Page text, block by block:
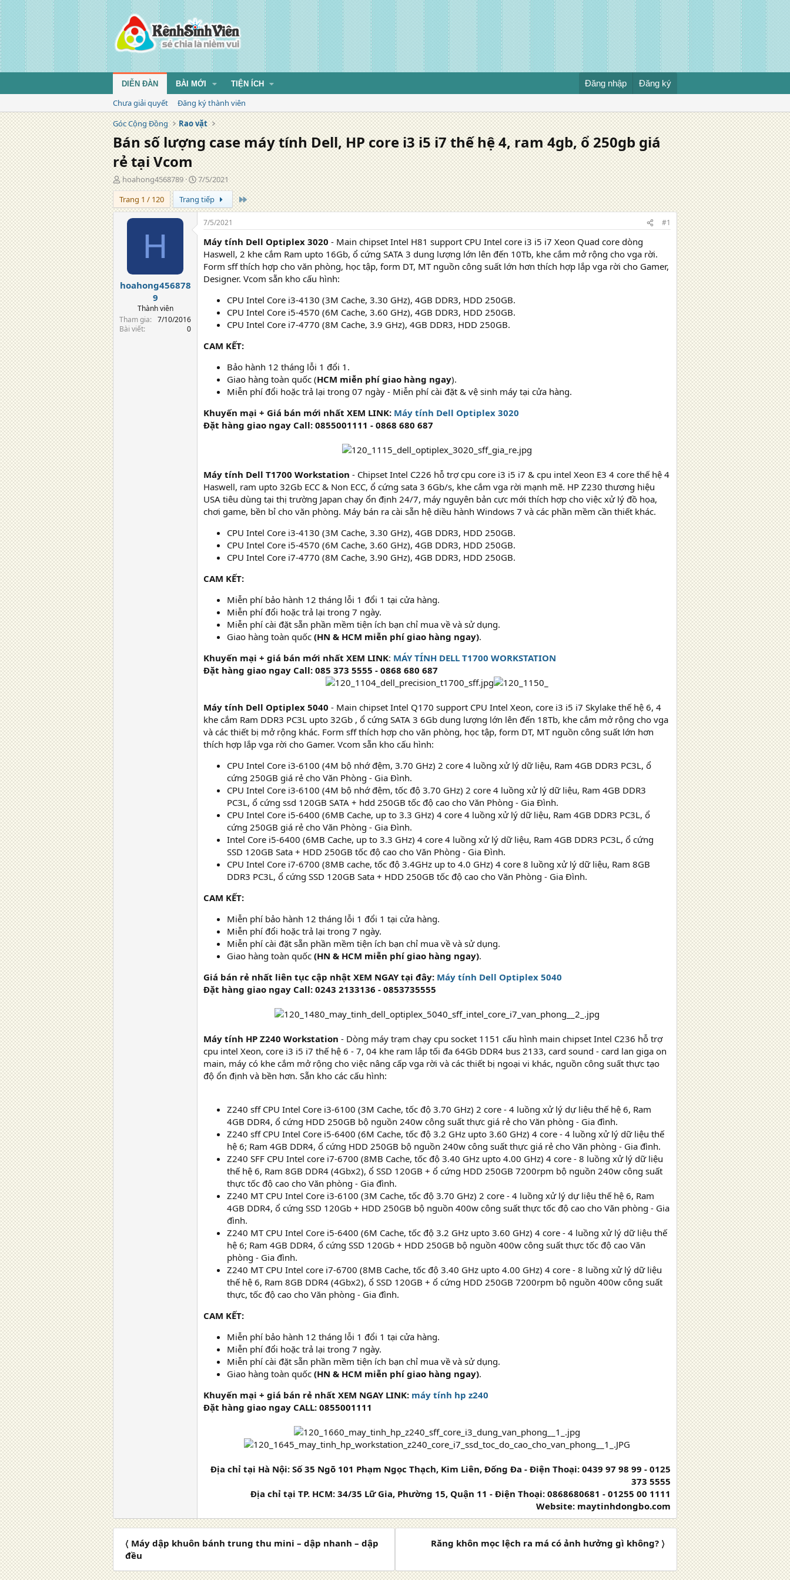
DIỄN ĐÀN BÀI MỚI TIỆN ÍCH Đăng nhập Đăng ký
Chưa giải quyết
Đăng ký thành viên
Góc Cộng Đồng
Rao vặt
Bán số lượng case máy tính Dell, HP core i3 i5 i7 thế hệ 4, ram 4gb, ổ 250gb giá
rẻ tại Vcom
T
á
c
g
hoahong4568789
N
g
à
y
7/5/2021
Trang 1 / 120
Trang tiếp Trang cuối
H
hoahong456878
9
Thành viên
Tham gia
7/10/2016
Bài viết
0
7/5/2021 #1
Máy tính Dell Optiplex 3020 - Main chipset Intel H81 support CPU Intel core i3 i5 i7 Xeon Quad core dòng
Haswell, 2 khe cắm Ram upto 16Gb, ổ cứng SATA 3 dung lượng lớn lên đến 10Tb, khe cắm mở rộng cho vga rời.
Form sff thích hợp cho văn phòng, học tập, form DT, MT nguồn công suất lớn hơn thích hợp lắp vga rời cho Gamer,
Designer. Vcom sẵn kho cấu hình:
CPU Intel Core i3-4130 (3M Cache, 3.30 GHz), 4GB DDR3, HDD 250GB.
CPU Intel Core i5-4570 (6M Cache, 3.60 GHz), 4GB DDR3, HDD 250GB.
CPU Intel Core i7-4770 (8M Cache, 3.9 GHz), 4GB DDR3, HDD 250GB.
CAM KẾT:
Bảo hành 12 tháng lỗi 1 đổi 1.
Giao hàng toàn quốc (HCM miễn phí giao hàng ngay).
Miễn phí đổi hoặc trả lại trong 07 ngày - Miễn phí cài đặt & vệ sinh máy tại cửa hàng.
Khuyến mại + Giá bán mới nhất XEM LINK: Máy tính Dell Optiplex 3020
Đặt hàng giao ngay Call: 0855001111 - 0868 680 687
Máy tính Dell T1700 Workstation - Chipset Intel C226 hỗ trợ cpu core i3 i5 i7 & cpu intel Xeon E3 4 core thế hệ 4
Haswell, ram upto 32Gb ECC & Non ECC, ổ cứng sata 3 6Gb/s, khe cắm vga rời mạnh mẽ. HP Z230 thương hiệu
USA tiêu dùng tại thị trường Japan chạy ổn định 24/7, máy nguyên bản cực mới thích hợp cho việc xử lý đồ họa,
chơi game, bền bỉ cho văn phòng. Máy bán ra cài sẵn hệ diều hành Windows 7 và các phần mềm cần thiết khác.
CPU Intel Core i3-4130 (3M Cache, 3.30 GHz), 4GB DDR3, HDD 250GB.
CPU Intel Core i5-4570 (6M Cache, 3.60 GHz), 4GB DDR3, HDD 250GB.
CPU Intel Core i7-4770 (8M Cache, 3.90 GHz), 4GB DDR3, HDD 250GB.
CAM KẾT:
Miễn phí bảo hành 12 tháng lỗi 1 đổi 1 tại cửa hàng.
Miễn phí đổi hoặc trả lại trong 7 ngày.
Miễn phí cài đặt sẵn phần mềm tiện ích bạn chỉ mua về và sử dụng.
Giao hàng toàn quốc (HN & HCM miễn phí giao hàng ngay).
Khuyến mại + giá bán mới nhất XEM LINK: MÁY TÍNH DELL T1700 WORKSTATION
Đặt hàng giao ngay Call: 085 373 5555 - 0868 680 687
Máy tính Dell Optiplex 5040 - Main chipset Intel Q170 support CPU Intel Xeon, core i3 i5 i7 Skylake thế hệ 6, 4
khe cắm Ram DDR3 PC3L upto 32Gb , ổ cứng SATA 3 6Gb dung lượng lớn lên đến 18Tb, khe cắm mở rộng cho vga
và các thiết bị mở rộng khác. Form sff thích hợp cho văn phòng, học tập, form DT, MT nguồn công suất lớn hơn
thích hợp lắp vga rời cho Gamer. Vcom sẵn kho cấu hình:
CPU Intel Core i3-6100 (4M bộ nhớ đệm, 3.70 GHz) 2 core 4 luồng xử lý dữ liệu, Ram 4GB DDR3 PC3L, ổ
cứng 250GB giá rẻ cho Văn Phòng - Gia Đình.
CPU Intel Core i3-6100 (4M bộ nhớ đệm, tốc độ 3.70 GHz) 2 core 4 luồng xử lý dữ liệu, Ram 4GB DDR3
PC3L, ổ cứng ssd 120GB SATA + hdd 250GB tốc độ cao cho Văn Phòng - Gia Đình.
CPU Intel Core i5-6400 (6MB Cache, up to 3.3 GHz) 4 core 4 luồng xử lý dữ liệu, Ram 4GB DDR3 PC3L, ổ
cứng 250GB giá rẻ cho Văn Phòng - Gia Đình.
Intel Core i5-6400 (6MB Cache, up to 3.3 GHz) 4 core 4 luồng xử lý dữ liệu, Ram 4GB DDR3 PC3L, ổ cứng
SSD 120GB Sata + HDD 250GB tốc độ cao cho Văn Phòng - Gia Đình.
CPU Intel Core i7-6700 (8MB cache, tốc độ 3.4GHz up to 4.0 GHz) 4 core 8 luồng xử lý dữ liệu, Ram 8GB
DDR3 PC3L, ổ cứng SSD 120GB Sata + HDD 250GB tốc độ cao cho Văn Phòng - Gia Đình.
CAM KẾT:
Miễn phí bảo hành 12 tháng lỗi 1 đổi 1 tại cửa hàng.
Miễn phí đổi hoặc trả lại trong 7 ngày.
Miễn phí cài đặt sẵn phần mềm tiện ích bạn chỉ mua về và sử dụng.
Giao hàng toàn quốc (HN & HCM miễn phí giao hàng ngay).
Giá bán rẻ nhất liên tục cập nhật XEM NGAY tại đây: Máy tính Dell Optiplex 5040
Đặt hàng giao ngay Call: 0243 2133136 - 0853735555
Máy tính HP Z240 Workstation - Dòng máy trạm chạy cpu socket 1151 cấu hình main chipset Intel C236 hỗ trợ
cpu intel Xeon, core i3 i5 i7 thế hệ 6 - 7, 04 khe ram lắp tối đa 64Gb DDR4 bus 2133, card sound - card lan giga on
main, máy có khe cắm mở rộng cho việc nâng cấp vga rời và các thiết bị ngoại vi khác, nguồn công suất thực tạo
độ ổn định và bền hơn. Sẵn kho các cấu hình:
Z240 sff CPU Intel Core i3-6100 (3M Cache, tốc độ 3.70 GHz) 2 core - 4 luồng xử lý dự liệu thế hệ 6, Ram
4GB DDR4, ổ cứng HDD 250GB bộ nguồn 240w công suất thực giá rẻ cho Văn phòng - Gia đình.
Z240 sff CPU Intel Core i5-6400 (6M Cache, tốc độ 3.2 GHz upto 3.60 GHz) 4 core - 4 luồng xử lý dữ liệu thế
hệ 6; Ram 4GB DDR4, ổ cứng HDD 250GB bộ nguồn 240w công suất thực giá rẻ cho Văn phòng - Gia đình.
Z240 SFF CPU Intel core i7-6700 (8MB Cache, tốc độ 3.40 GHz upto 4.00 GHz) 4 core - 8 luồng xử lý dữ liệu
thế hệ 6, Ram 8GB DDR4 (4Gbx2), ổ SSD 120GB + ổ cứng HDD 250GB 7200rpm bộ nguồn 240w công suất
thực tốc độ cao cho Văn phòng - Gia đình.
Z240 MT CPU Intel Core i3-6100 (3M Cache, tốc độ 3.70 GHz) 2 core - 4 luồng xử lý dự liệu thế hệ 6, Ram
4GB DDR4, ổ cứng SSD 120Gb + HDD 250GB bộ nguồn 400w công suất thực tốc độ cao cho Văn phòng - Gia
đình.
Z240 MT CPU Intel Core i5-6400 (6M Cache, tốc độ 3.2 GHz upto 3.60 GHz) 4 core - 4 luồng xử lý dữ liệu thế
hệ 6; Ram 4GB DDR4, ổ cứng SSD 120Gb + HDD 250GB bộ nguồn 400w công suất thực tốc độ cao Văn
phòng - Gia đình.
Z240 MT CPU Intel core i7-6700 (8MB Cache, tốc độ 3.40 GHz upto 4.00 GHz) 4 core - 8 luồng xử lý dữ liệu
thế hệ 6, Ram 8GB DDR4 (4Gbx2), ổ SSD 120GB + ổ cứng HDD 250GB 7200rpm bộ nguồn 400w công suất
thực, tốc độ cao cho Văn phòng - Gia đình.
CAM KẾT:
Miễn phí bảo hành 12 tháng lỗi 1 đổi 1 tại cửa hàng.
Miễn phí đổi hoặc trả lại trong 7 ngày.
Miễn phí cài đặt sẵn phần mềm tiện ích bạn chỉ mua về và sử dụng.
Giao hàng toàn quốc (HN & HCM miễn phí giao hàng ngay).
Khuyến mại + giá bán rẻ nhất XEM NGAY LINK: máy tính hp z240
Đặt hàng giao ngay CALL: 0855001111
Địa chỉ tại Hà Nội: Số 35 Ngõ 101 Phạm Ngọc Thạch, Kim Liên, Đống Đa - Điện Thoại: 0439 97 98 99 - 0125
373 5555
Địa chỉ tại TP. HCM: 34/35 Lữ Gia, Phường 15, Quận 11 - Điện Thoại: 0868680681 - 01255 00 1111
Website: maytinhdongbo.com
〈 Máy dập khuôn bánh trung thu mini – dập nhanh – dập
đều
Răng khôn mọc lệch ra má có ảnh hưởng gì không? 〉